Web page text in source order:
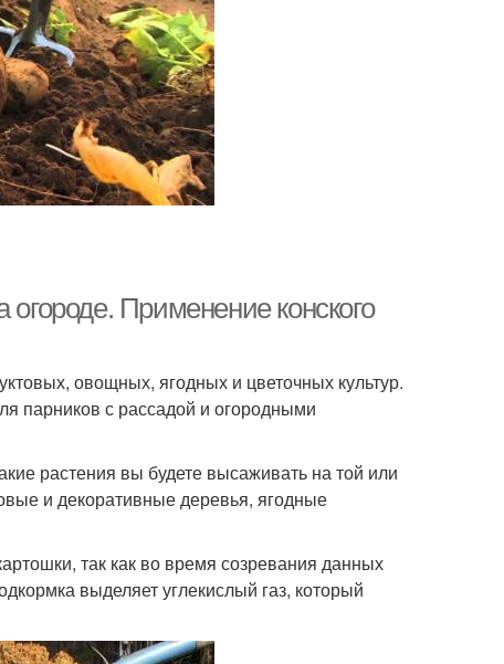
огороде. Применение конского
овощных, ягодных и цветочных культур.
парников с рассадой и огородными
растения вы будете высаживать на той или
и декоративные деревья, ягодные
так как во время созревания данных
выделяет углекислый газ, который